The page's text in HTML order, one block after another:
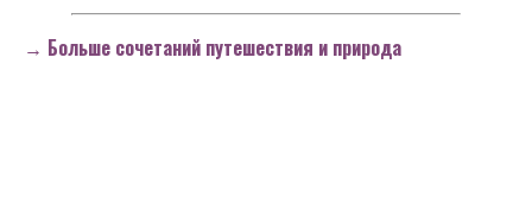
→ Больше сочетаний путешествия и природа